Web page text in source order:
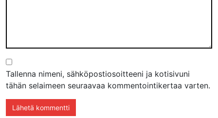
Tallenna nimeni, sähköpostiosoitteeni ja kotisivuni
tähän selaimeen seuraavaa kommentointikertaa varten.